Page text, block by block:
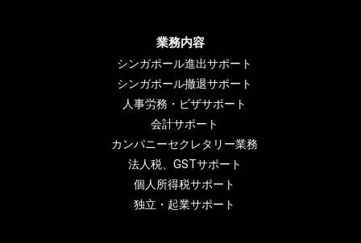
業務内容
シンガポール進出サポート
シンガポール撤退サポート
人事労務・ビザサポート
会計サポート
カンパニーセクレタリー業務
法人税、GSTサポート
個人所得税サポート
独立・起業サポート